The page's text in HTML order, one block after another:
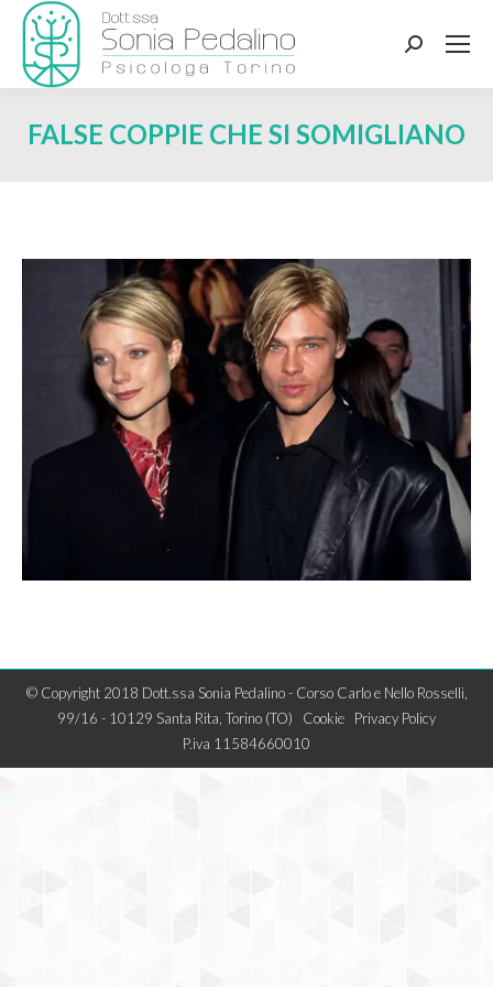
Search:
FALSE COPPIE CHE SI SOMIGLIANO
© Copyright 2018 Dott.ssa Sonia Pedalino - Corso Carlo e Nello Rosselli,
99/16 - 10129 Santa Rita, Torino (TO) Cookie
Privacy Policy
P.iva 11584660010